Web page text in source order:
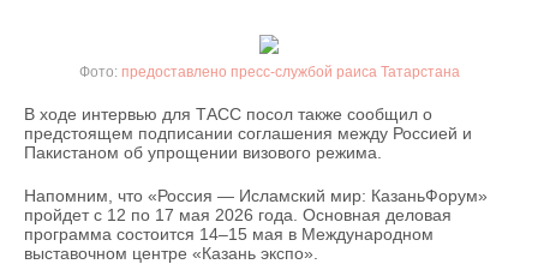
КИБЕРСПОРТ
ФИГУРНОЕ КАТАНИЕ
ВОДНЫЕ ВИДЫ СПОРТА
ХОККЕЙ С МЯЧОМ
КУЛЬТУРА
МЕДИЦИНА
ОБРАЗОВАНИЕ
ПРОИСШЕСТВИЯ
СПИСОК КОМПАНИЙ
предоставлено пресс-службой раиса Татарстана
В ходе интервью для ТАСС посол также сообщил о
предстоящем подписании соглашения между Россией и
Пакистаном об упрощении визового режима.
Напомним, что «Россия — Исламский мир: КазаньФорум»
пройдет с 12 по 17 мая 2026 года. Основная деловая
программа состоится 14–15 мая в Международном
выставочном центре «Казань экспо».